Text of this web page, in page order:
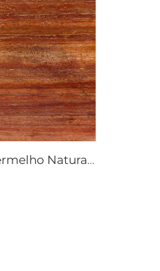
Laje de Pedra Travertino Vermelho Natural Poroso